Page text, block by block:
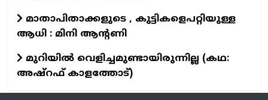
മാതാപിതാക്കളുടെ , കുട്ടികളെപറ്റിയുള്ള
ആധി : മിനി ആന്റണി
മുറിയിൽ വെളിച്ചമുണ്ടായിരുന്നില്ല (കഥ:
അഷ്റഫ് കാളത്തോട്)